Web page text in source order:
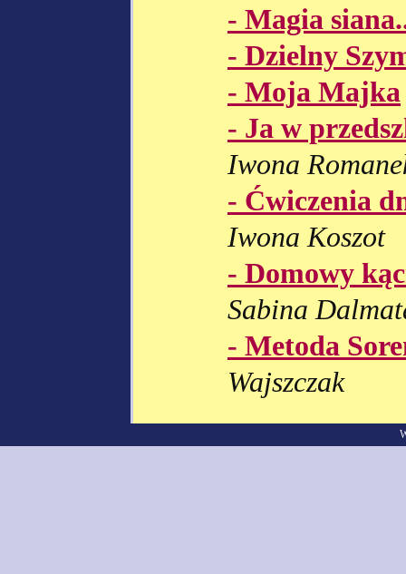
- Magia
- Dzielny
- Moja Majka
- Ja w
Iwona
- Ćwiczenia
Iwona Koszot
- Domowy
Sabina
- Metoda
Wajszczak